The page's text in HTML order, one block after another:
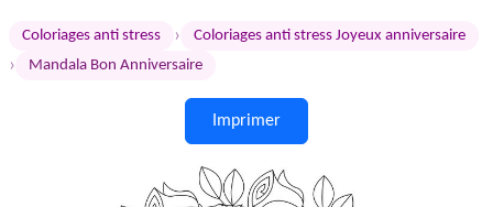
Coloriages anti stress › Coloriages anti stress Joyeux anniversaire
› Mandala Bon Anniversaire
Imprimer